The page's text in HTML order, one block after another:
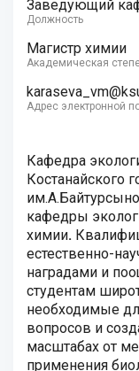
Заведующий
Должность
Магистр химии
Академическая
Адрес электронной
Кафедра
Костанайского
кафедры
химии.
естественно-
наградами и
студентам
необходимые
вопросов и
масштабах от
применения